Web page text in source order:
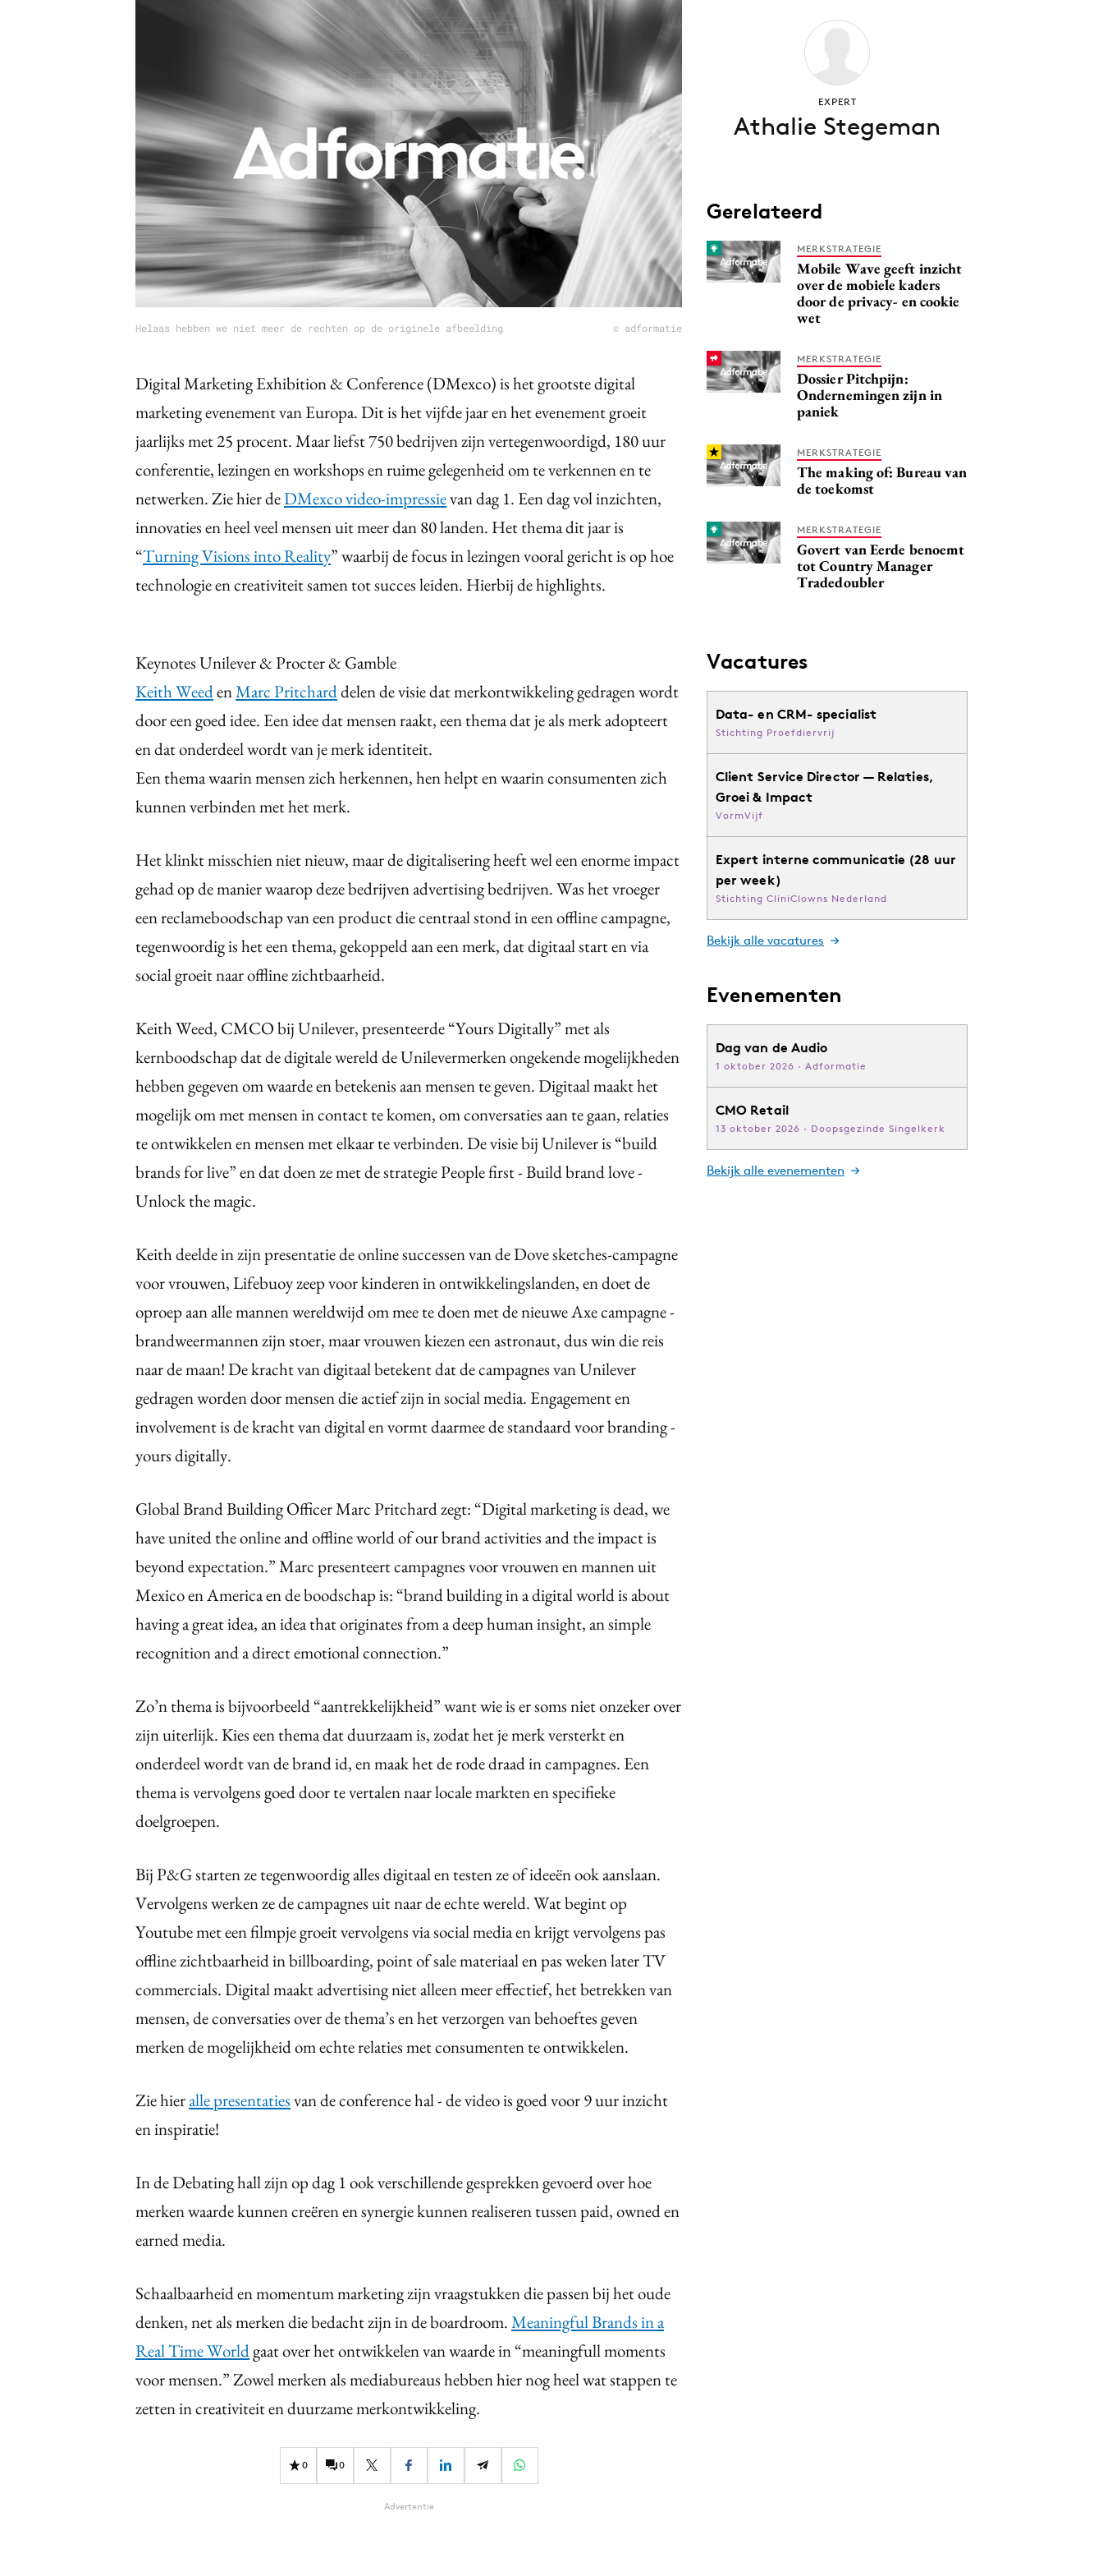
Gedragsverandering
Influencer marketing
Interne communicatie
Martech
Purpose Marketing
Reputatie & crisis
Helaas hebben we niet meer de rechten op de originele afbeelding © adformatie
Digital Marketing Exhibition & Conference (DMexco) is het grootste digital
marketing evenement van Europa. Dit is het vijfde jaar en het evenement groeit
jaarlijks met 25 procent. Maar liefst 750 bedrijven zijn vertegenwoordigd, 180 uur
conferentie, lezingen en workshops en ruime gelegenheid om te verkennen en te
netwerken. Zie hier deDMexco video-impressievan dag 1. Een dag vol inzichten,
innovaties en heel veel mensen uit meer dan 80 landen. Het thema dit jaar is
“Turning Visions into Reality” waarbij de focus in lezingen vooral gericht is op hoe
technologie en creativiteit samen tot succes leiden. Hierbij de highlights.
Keynotes Unilever & Procter & Gamble
Keith WeedenMarc Pritcharddelen de visie dat merkontwikkeling gedragen wordt
door een goed idee. Een idee dat mensen raakt, een thema dat je als merk adopteert
en dat onderdeel wordt van je merk identiteit.
Een thema waarin mensen zich herkennen, hen helpt en waarin consumenten zich
kunnen verbinden met het merk.
Het klinkt misschien niet nieuw, maar de digitalisering heeft wel een enorme impact
gehad op de manier waarop deze bedrijven advertising bedrijven. Was het vroeger
een reclameboodschap van een product die centraal stond in een offline campagne,
tegenwoordig is het een thema, gekoppeld aan een merk, dat digitaal start en via
social groeit naar offline zichtbaarheid.
Keith Weed, CMCO bij Unilever, presenteerde “Yours Digitally” met als
kernboodschap dat de digitale wereld de Unilevermerken ongekende mogelijkheden
hebben gegeven om waarde en betekenis aan mensen te geven. Digitaal maakt het
mogelijk om met mensen in contact te komen, om conversaties aan te gaan, relaties
te ontwikkelen en mensen met elkaar te verbinden. De visie bij Unilever is “build
brands for live” en dat doen ze met de strategie People first - Build brand love -
Unlock the magic.
Keith deelde in zijn presentatie de online successen van de Dove sketches-campagne
voor vrouwen, Lifebuoy zeep voor kinderen in ontwikkelingslanden, en doet de
oproep aan alle mannen wereldwijd om mee te doen met de nieuwe Axe campagne -
brandweermannen zijn stoer, maar vrouwen kiezen een astronaut, dus win die reis
naar de maan! De kracht van digitaal betekent dat de campagnes van Unilever
gedragen worden door mensen die actief zijn in social media. Engagement en
involvement is de kracht van digital en vormt daarmee de standaard voor branding -
yours digitally.
Global Brand Building Officer Marc Pritchard zegt: “Digital marketing is dead, we
have united the online and offline world of our brand activities and the impact is
beyond expectation.” Marc presenteert campagnes voor vrouwen en mannen uit
Mexico en America en de boodschap is: “brand building in a digital world is about
having a great idea, an idea that originates from a deep human insight, an simple
recognition and a direct emotional connection.”
Zo’n thema is bijvoorbeeld “aantrekkelijkheid” want wie is er soms niet onzeker over
zijn uiterlijk. Kies een thema dat duurzaam is, zodat het je merk versterkt en
onderdeel wordt van de brand id, en maak het de rode draad in campagnes. Een
thema is vervolgens goed door te vertalen naar locale markten en specifieke
doelgroepen.
Bij P&G starten ze tegenwoordig alles digitaal en testen ze of ideeën ook aanslaan.
Vervolgens werken ze de campagnes uit naar de echte wereld. Wat begint op
Youtube met een filmpje groeit vervolgens via social media en krijgt vervolgens pas
offline zichtbaarheid in billboarding, point of sale materiaal en pas weken later TV
commercials. Digital maakt advertising niet alleen meer effectief, het betrekken van
mensen, de conversaties over de thema’s en het verzorgen van behoeftes geven
merken de mogelijkheid om echte relaties met consumenten te ontwikkelen.
Zie hieralle presentatiesvan de conference hal - de video is goed voor 9 uur inzicht
en inspiratie!
In de Debating hall zijn op dag 1 ook verschillende gesprekken gevoerd over hoe
merken waarde kunnen creëren en synergie kunnen realiseren tussen paid, owned en
earned media.
Schaalbaarheid en momentum marketing zijn vraagstukken die passen bij het oude
denken, net als merken die bedacht zijn in de boardroom.Meaningful Brands in a
Real Time Worldgaat over het ontwikkelen van waarde in “meaningfull moments
voor mensen.” Zowel merken als mediabureaus hebben hier nog heel wat stappen te
zetten in creativiteit en duurzame merkontwikkeling.
0 0
Advertentie
EXPERT
Athalie Stegeman
Gerelateerd
MERKSTRATEGIE
Mobile Wave geeft inzicht
over de mobiele kaders
door de privacy- en cookie
wet
MERKSTRATEGIE
Dossier Pitchpijn:
Ondernemingen zijn in
paniek
MERKSTRATEGIE
The making of: Bureau van
de toekomst
MERKSTRATEGIE
Govert van Eerde benoemt
tot Country Manager
Tradedoubler
Vacatures
Data- en CRM- specialist
Stichting Proefdiervrij
Client Service Director — Relaties,
Groei & Impact
VormVijf
Expert interne communicatie (28 uur
per week)
Stichting CliniClowns Nederland
Bekijk alle vacatures
Evenementen
Dag van de Audio
1 oktober 2026 · Adformatie
CMO Retail
13 oktober 2026 · Doopsgezinde Singelkerk
Bekijk alle evenementen